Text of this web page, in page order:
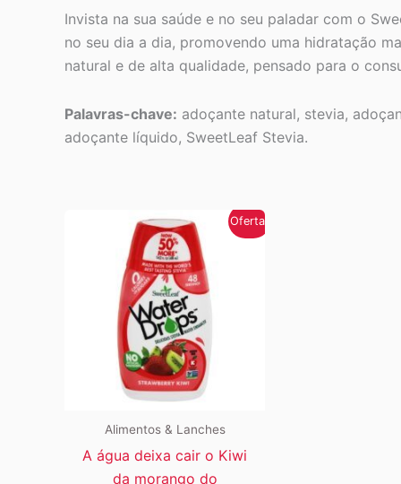
Invista na sua saúde e no seu paladar com o
no seu dia a dia, promovendo uma hidratação
natural e de alta qualidade, pensado para o
Palavras-chave: adoçante natural, stevia,
adoçante líquido, SweetLeaf Stevia.
Oferta!
Alimentos & Lanches
A água deixa cair o Kiwi
da morango do